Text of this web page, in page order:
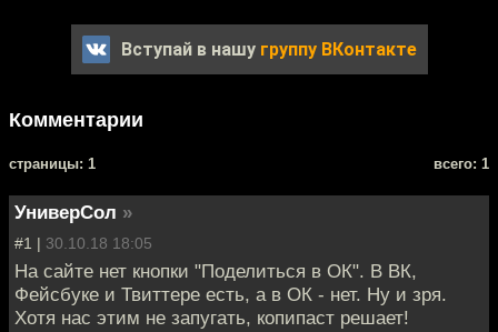
Вступай в нашу группу ВКонтакте
Комментарии
cтраницы: 1 всего: 1
УниверСол »
#1 | 30.10.18 18:05
На сайте нет кнопки "Поделиться в ОК". В ВК,
Фейсбуке и Твиттере есть, а в ОК - нет. Ну и зря.
Хотя нас этим не запугать, копипаст решает!